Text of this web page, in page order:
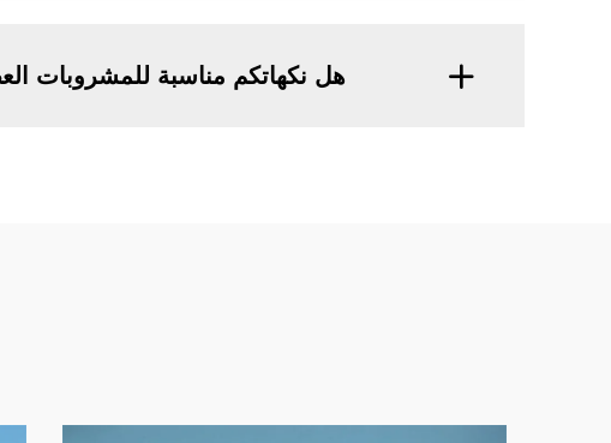
هل نكهاتكم مناسبة للمشروبات